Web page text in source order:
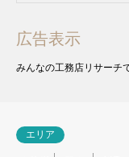
広告表示
みんなの工務店リサーチ
エリア